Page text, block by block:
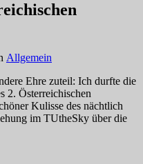
Allgemein
Ehre zuteil: Ich durfte die
2. Österreichischen
Kulisse des nächtlich
im TUtheSky über die